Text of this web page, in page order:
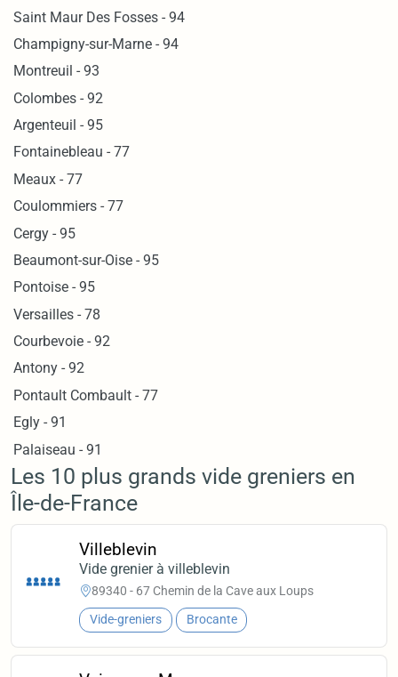
Saint Maur Des Fosses - 94
Champigny-sur-Marne - 94
Montreuil - 93
Colombes - 92
Argenteuil - 95
Fontainebleau - 77
Meaux - 77
Coulommiers - 77
Cergy - 95
Beaumont-sur-Oise - 95
Pontoise - 95
Versailles - 78
Courbevoie - 92
Antony - 92
Pontault Combault - 77
Egly - 91
Palaiseau - 91
Les 10 plus grands vide greniers en
Île-de-France
Villeblevin
Vide grenier à villeblevin
89340 - 67 Chemin de la Cave aux Loups
Vide-greniers Brocante